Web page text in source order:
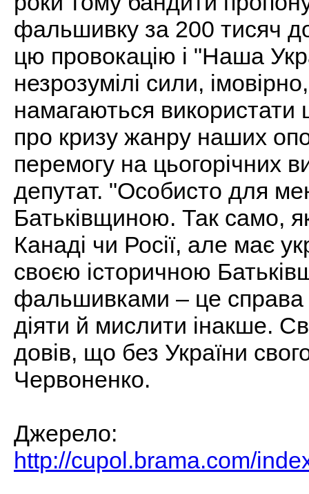
фальшивку за 200 тисяч
цю провокацію і "Наша
незрозумілі сили,
намагаються
про кризу жанру наших
перемогу на цьогорічних
депутат. "Особисто для
Батьківщиною. Так само,
Канаді чи Росії, але має
своєю історичною
фальшивками – це справа
діяти й мислити інакше.
довів, що без України
Червоненко.
Джерело:
http://cupol.brama.com/